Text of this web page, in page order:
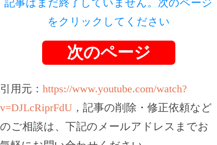
記事はまだ終了していません。次のページ
をクリックしてください
次のページ
引用元： https://www.youtube.com/watch?
v=DJLcRiprFdU ，記事の削除・修正依頼など
のご相談は、下記のメールアドレスまでお